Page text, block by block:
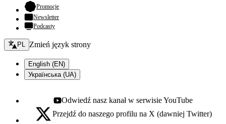
Promocje- otwiera się w nowej karcie
Newsletter
Podcasty
Zmień język - bieżący:
PL Zmień język strony
English (EN)
Українська (UA)
Youtube - otwiera się w nowej karcie
Odwiedź nasz kanał w serwisie YouTube
X - otwiera się w nowej karcie
Przejdź do naszego profilu na X (dawniej Twitter)